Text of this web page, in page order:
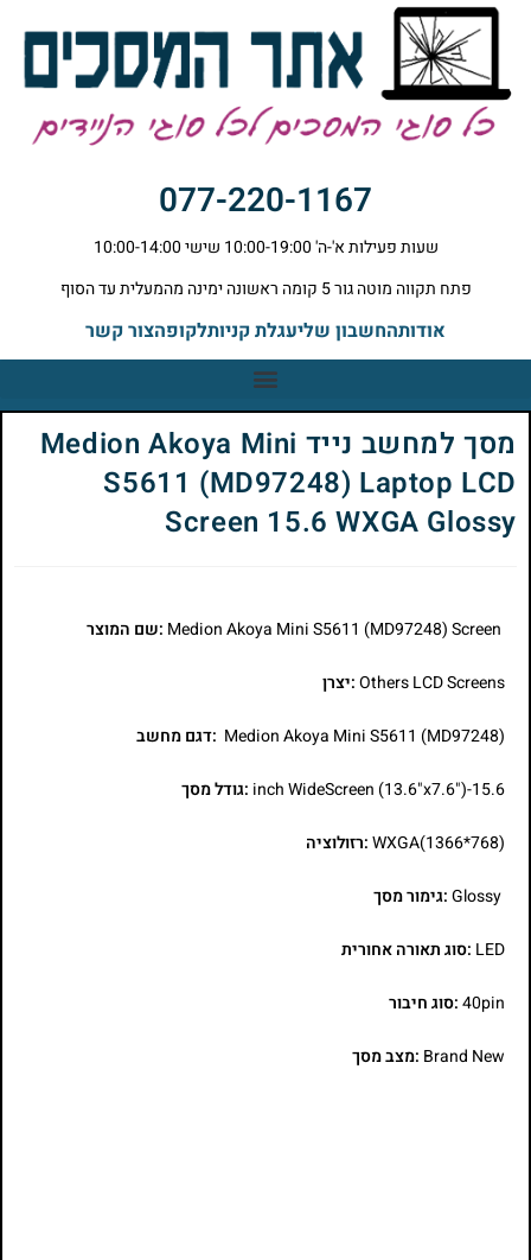
077-220-1167
שעות פעילות א'-ה' 10:00-19:00 שישי 10:00-14:00
פתח תקווה מוטה גור 5 קומה ראשונה ימינה מהמעלית עד הסוף
אודותהחשבון שליעגלת קניותלקופהצור קשר
מסך למחשב נייד Medion Akoya Mini
S5611 (MD97248) Laptop LCD
Screen 15.6 WXGA Glossy
:שם המוצר
Others LCD Screens:יצרן
Medion Akoya Mini S5611 (MD97248) :דגם מחשב
15.6-inch WideScreen (13.6"x7.6") :גודל מסך
WXGA(1366*768):רזולוציה
Glossy:גימור מסך
LED :סוג תאורה אחורית
40pin:סוג חיבור
Brand New :מצב מסך